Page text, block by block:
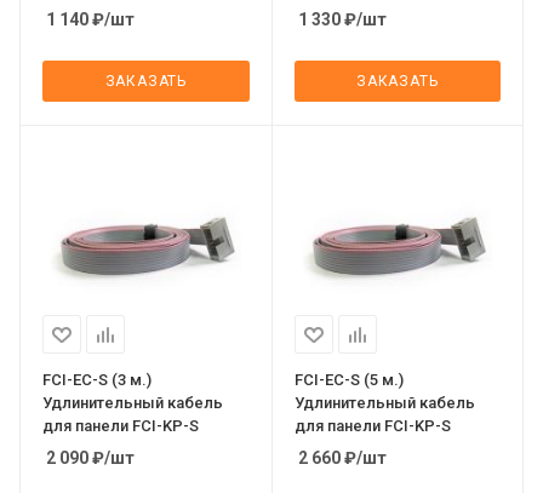
1 140₽/шт
ЗАКАЗАТЬ
1 330₽/шт
ЗАКАЗАТЬ
FCI-EC-S (3 м.)
Удлинительный кабель
для панели FCI-KP-S
2 090₽/шт
FCI-EC-S (5 м.)
Удлинительный кабель
для панели FCI-KP-S
2 660₽/шт